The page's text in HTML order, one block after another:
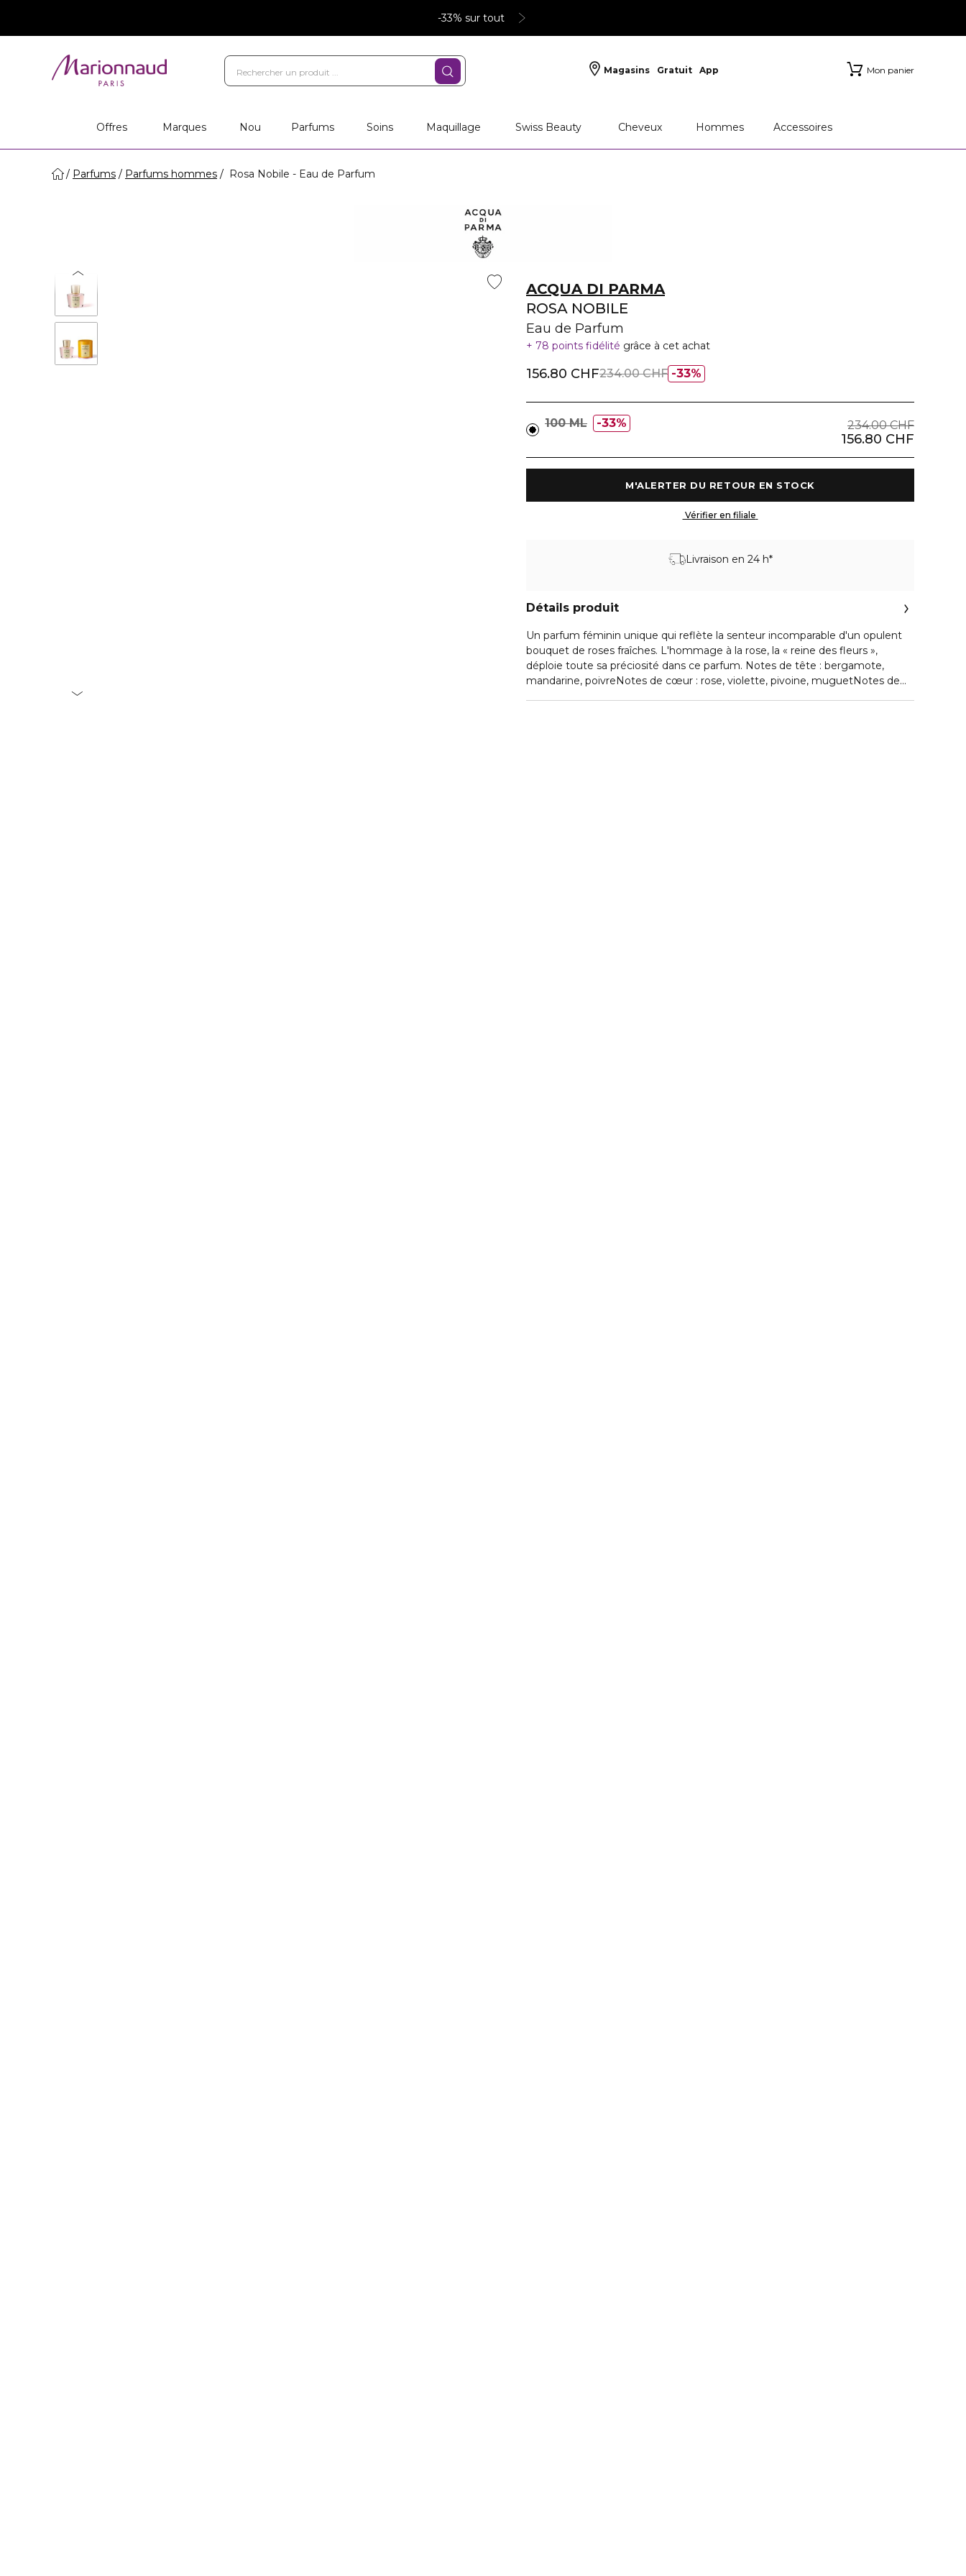
-33% sur tout
Magasins Gratuit App Mon panier
Offres Marques Nou Parfums Soins Maquillage Swiss Beauty Cheveux Hommes Accessoires
Parfums Parfums hommes Rosa Nobile - Eau de Parfum
ACQUA DI PARMA
ROSA NOBILE
Eau de Parfum
78 points fidélité grâce à cet achat
33%
156.80 CHF234.00 CHF
100 ML 33% 234.00 CHF
156.80 CHF
Livraison en 24 h*
Détails produit
Un parfum féminin unique qui reflète la senteur incomparable d'un opulent
bouquet de roses fraîches. L'hommage à la rose, la « reine des fleurs »,
déploie toute sa préciosité dans ce parfum. Notes de tête : bergamote,
mandarine, poivreNotes de cœur : rose, violette, pivoine, muguetNotes de